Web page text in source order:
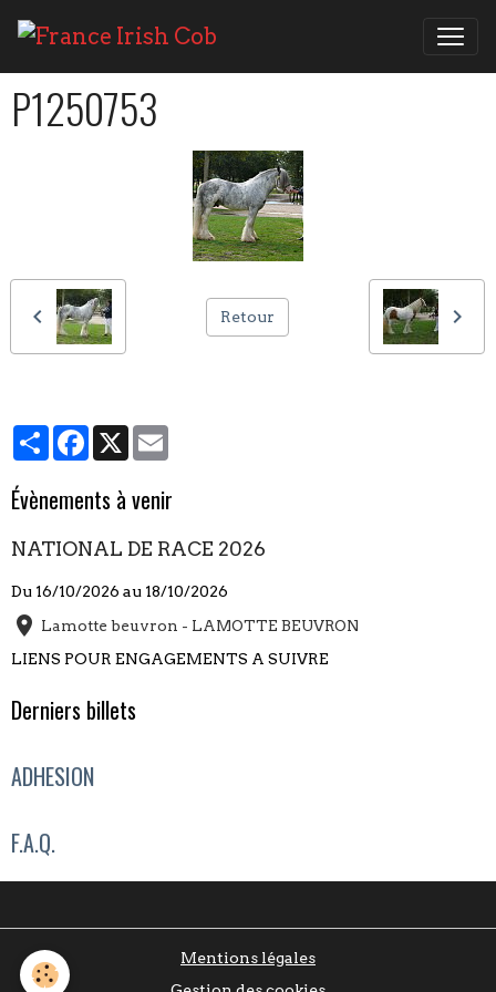
P1250753
Retour
PartagerFacebook
X
Évènements à venir
NATIONAL DE RACE 2026
Du 16/10/2026 au 18/10/2026
Lamotte beuvron - LAMOTTE BEUVRON
LIENS POUR ENGAGEMENTS A SUIVRE
Derniers billets
ADHESION
F.A.Q.
Mentions légales